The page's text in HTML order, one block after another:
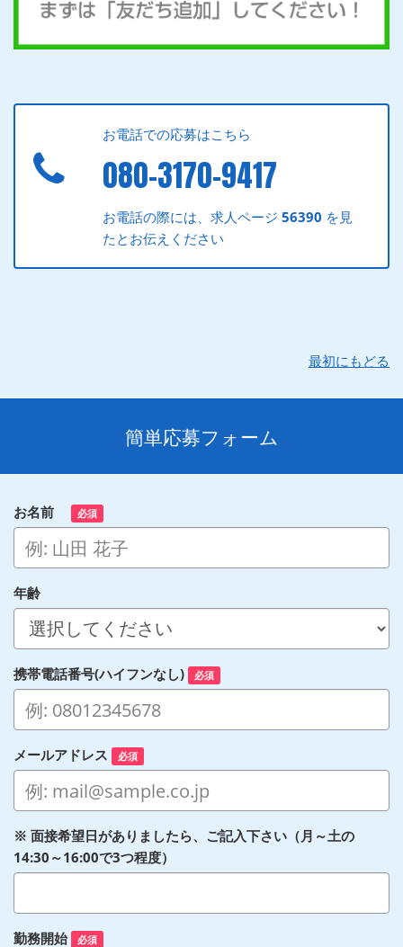
お電話での応募はこちら
080-3170-9417
お電話の際には、求人ページ56390 を見
たとお伝えください
最初にもどる
簡単応募フォーム
お名前 必須
年齢
携帯電話番号(ハイフンなし) 必須
メールアドレス 必須
※ 面接希望日がありましたら、ご記入下さい（月～土の
14:30～16:00で3つ程度）
勤務開始 必須